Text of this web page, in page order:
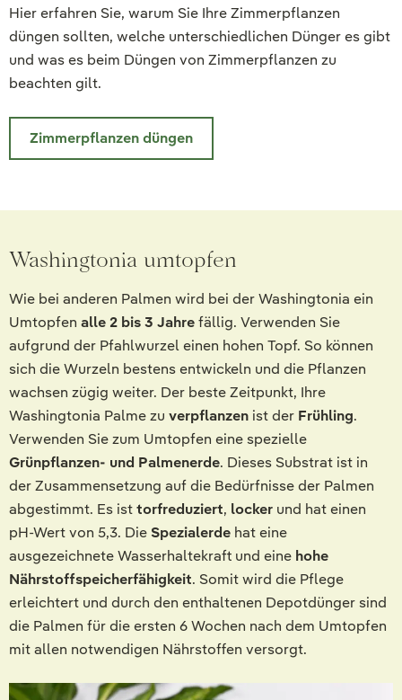
Hier erfahren Sie, warum Sie Ihre Zimmerpflanzen
düngen sollten, welche unterschiedlichen Dünger es gibt
und was es beim Düngen von Zimmerpflanzen zu
beachten gilt.
Zimmerpflanzen düngen
Washingtonia umtopfen
Wie bei anderen Palmen wird bei der Washingtonia ein
Umtopfen alle 2 bis 3 Jahrefällig. Verwenden Sie
aufgrund der Pfahlwurzel einen hohen Topf. So können
sich die Wurzeln bestens entwickeln und die Pflanzen
wachsen zügig weiter. Der beste Zeitpunkt, Ihre
Washingtonia Palme zu verpflanzen ist der Frühling.
Verwenden Sie zum Umtopfen eine spezielle
Grünpflanzen- und Palmenerde. Dieses Substrat ist in
der Zusammensetzung auf die Bedürfnisse der Palmen
abgestimmt. Es isttorfreduziert, locker und hat einen
pH-Wert von 5,3. DieSpezialerde hat eine
ausgezeichnete Wasserhaltekraft und eine hohe
Nährstoffspeicherfähigkeit. Somit wird die Pflege
erleichtert und durch den enthaltenen Depotdünger sind
die Palmen für die ersten 6 Wochen nach dem Umtopfen
mit allen notwendigen Nährstoffen versorgt.